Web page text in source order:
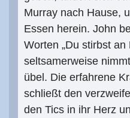
Murray nach Hause,
Essen herein. John
Worten „Du stirbst an
seltsamerweise
übel. Die erfahrene
schließt den
den Tics in ihr Herz